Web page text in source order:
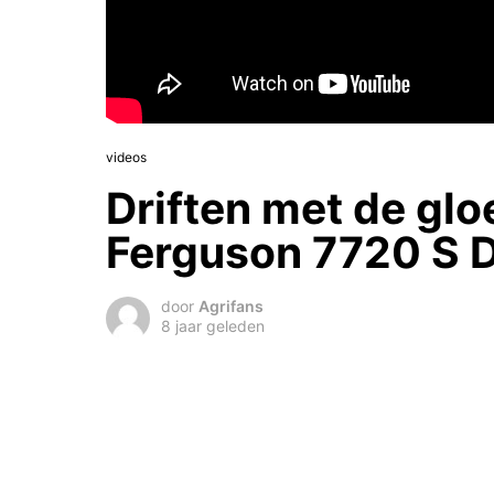
videos
Driften met de
Ferguson 7720 S
door Agrifans
8 jaar geleden